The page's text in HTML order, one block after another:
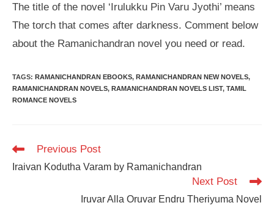
The title of the novel ‘Irulukku Pin Varu Jyothi’ means
The torch that comes after darkness. Comment below
about the Ramanichandran novel you need or read.
TAGS: RAMANICHANDRAN EBOOKS, RAMANICHANDRAN NEW NOVELS,
RAMANICHANDRAN NOVELS, RAMANICHANDRAN NOVELS LIST, TAMIL
ROMANCE NOVELS
Read
articles
Previous Post
Iraivan Kodutha Varam by Ramanichandran
Next Post
Iruvar Alla Oruvar Endru Theriyuma Novel